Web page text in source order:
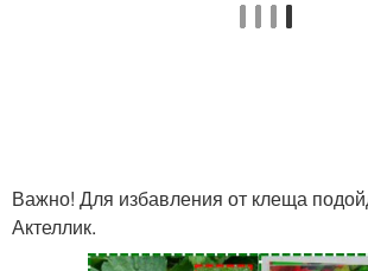
Важно! Для избавления от клеща
Актеллик.